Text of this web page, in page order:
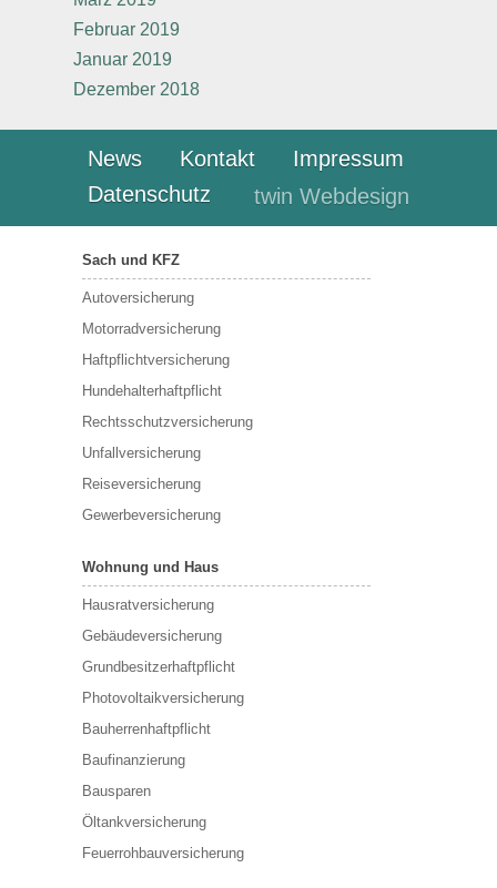
Februar 2019
Januar 2019
Dezember 2018
News Kontakt
Impressum
Datenschutz
twin Webdesign
Sach und KFZ
Autoversicherung
Motorradversicherung
Haftpflichtversicherung
Hundehalterhaftpflicht
Rechtsschutzversicherung
Unfallversicherung
Reiseversicherung
Gewerbeversicherung
Wohnung und Haus
Hausratversicherung
Gebäudeversicherung
Grundbesitzerhaftpflicht
Photovoltaikversicherung
Bauherrenhaftpflicht
Baufinanzierung
Bausparen
Öltankversicherung
Feuerrohbauversicherung